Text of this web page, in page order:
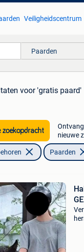
Veiligheidscentrum
Paarden
voor 'gratis paard'
zoekopdracht
nieuwe
Paarden